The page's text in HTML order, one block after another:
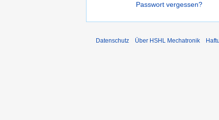
Passwort vergessen?
Datenschutz Über HSHL Mechatronik